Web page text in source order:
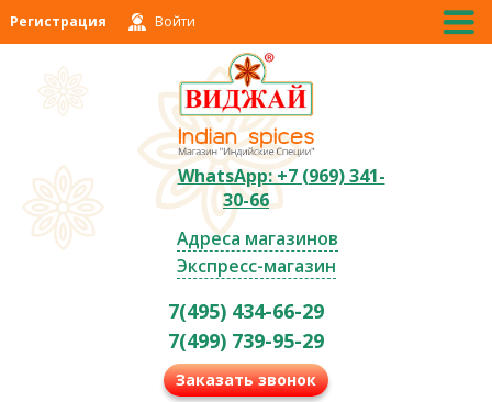
Регистрация Войти
WhatsApp: +7 (969) 341-
30-66
Адреса магазинов
Экспресс-магазин
7(495) 434-66-29
7(499) 739-95-29
Заказать звонок